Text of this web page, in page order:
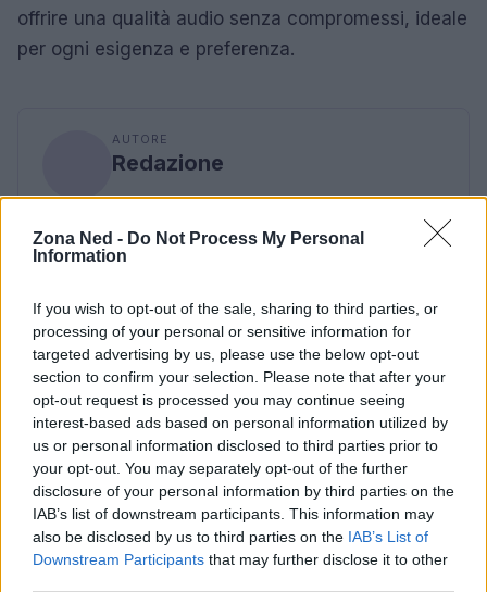
Zona Ned - Do Not Process My Personal
Information
If you wish to opt-out of the sale, sharing to third parties, or
processing of your personal or sensitive information for
targeted advertising by us, please use the below opt-out
section to confirm your selection. Please note that after your
opt-out request is processed you may continue seeing
interest-based ads based on personal information utilized by
us or personal information disclosed to third parties prior to
your opt-out. You may separately opt-out of the further
disclosure of your personal information by third parties on the
IAB’s list of downstream participants. This information may
also be disclosed by us to third parties on the IAB’s List of
Downstream Participants that may further disclose it to other
offrire una qualità audio senza compromessi, ideale
per ogni esigenza e preferenza.
AUTORE
Redazione